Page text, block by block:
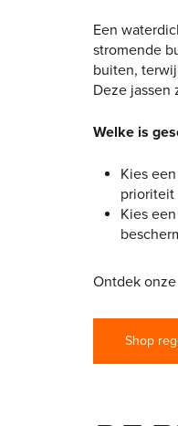
Een
stromende
buiten,
Deze
Welke is
Kies een
prioriteit
Kies een
Ontdek
Shop